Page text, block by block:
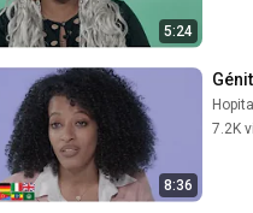
5:24
8:36
7.2K